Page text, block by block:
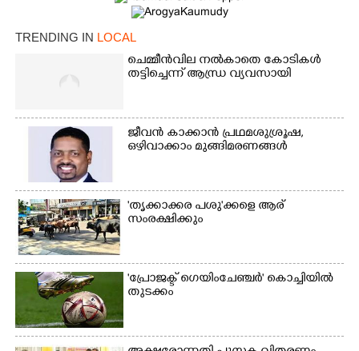
TRENDING IN LOCAL
ചെമ്മീൻവില നൽകാതെ കോടികൾ
തട്ടിച്ചെന്ന് ആന്ധ്ര വ്യവസായി
ജീവൻ കാക്കാൻ പ്രഥമശുശ്രൂഷ,
ഒഴിവാക്കാം മുങ്ങിമരണങ്ങൾ
'തൃക്കാക്കര പശു'ക്കളെ ആര്
സംരക്ഷിക്കും
'പ്രോജക്ട് ഗെയിംചേഞ്ചർ' കൊച്ചിയിൽ
തുടക്കം
×
Share this link